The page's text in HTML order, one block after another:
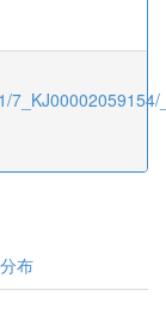
7_KJ00002059154/
分布